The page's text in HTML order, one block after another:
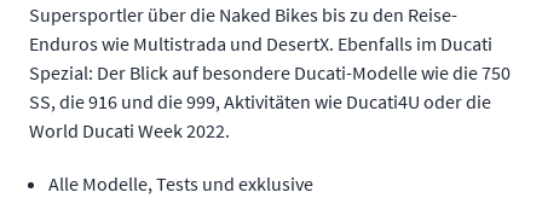
Supersportler über die Naked Bikes bis zu den Reise-
Enduros wie Multistrada und DesertX. Ebenfalls im Ducati
Spezial: Der Blick auf besondere Ducati-Modelle wie die 750
SS, die 916 und die 999, Aktivitäten wie Ducati4U oder die
World Ducati Week 2022.
Alle Modelle, Tests und exklusive